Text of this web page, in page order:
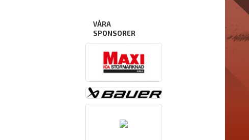
VÅRA
SPONSORER